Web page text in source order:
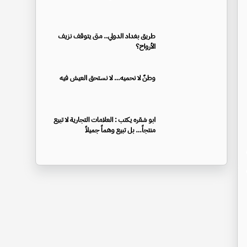
طريق بغداد الدولي.. متى يتوقف نزيف
الأرواح؟
وطنٌ لا نحميه… لا نستحق العيش فيه
ابو شقره يكتب : العلامات التجارية لا تبيع
منتجاً… بل تبيع وهماً جميلاً